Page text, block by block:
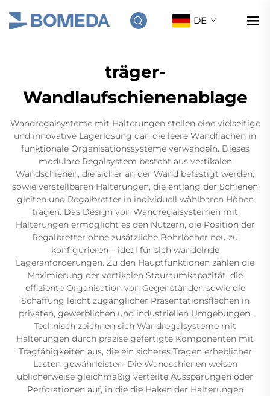
DE
träger-
Wandlaufschienenablage
Wandregalsysteme mit Halterungen stellen eine vielseitige
und innovative Lagerlösung dar, die leere Wandflächen in
funktionale Organisationssysteme verwandeln. Dieses
modulare Regalsystem besteht aus vertikalen
Wandschienen, die sicher an der Wand befestigt werden,
sowie verstellbaren Halterungen, die entlang der Schienen
gleiten und Regalbretter in individuell wählbaren Höhen
tragen. Das Design von Wandregalsystemen mit
Halterungen ermöglicht es den Nutzern, die Position der
Regalbretter ohne zusätzliche Bohrlöcher neu zu
konfigurieren – ideal für sich wandelnde
Lageranforderungen. Zu den Hauptfunktionen zählen die
Maximierung der vertikalen Stauraumkapazität, die
effiziente Organisation von Gegenständen sowie die
Schaffung leicht zugänglicher Präsentationsflächen in
privaten, gewerblichen und industriellen Umgebungen.
Technisch zeichnen sich Wandregalsysteme mit
Halterungen durch präzise gefertigte Komponenten mit
Tragfähigkeiten aus, die ein sicheres Tragen erheblicher
Lasten gewährleisten. Die Wandschienen weisen
üblicherweise gleichmäßig verteilte Aussparungen oder
Perforationen auf, in die die Haken der Halterungen